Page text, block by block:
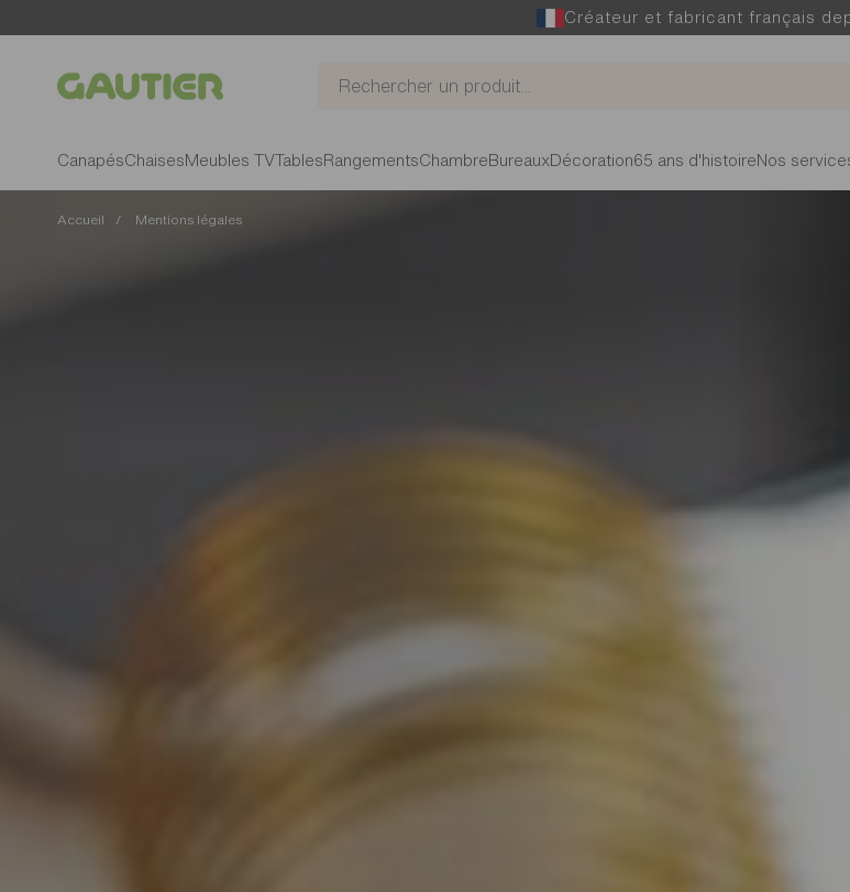
Créateur et fabricant français
Gautier
CanapésChaises Meubles TVTables RangementsChambre Bureaux Décoration65 ans d'histoire Nos
Accueil Mentions légales